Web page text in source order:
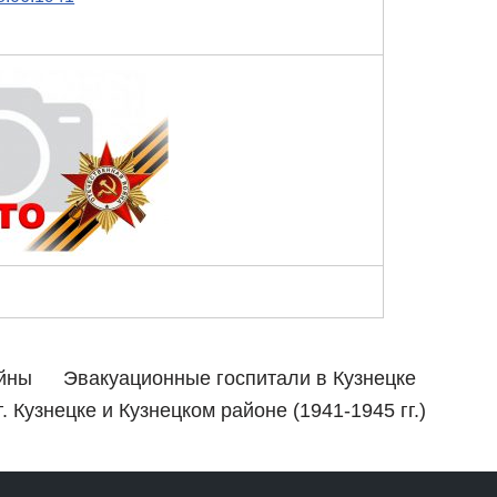
Эвакуационные госпитали в Кузнецке
и Кузнецком районе (1941-1945 гг.)